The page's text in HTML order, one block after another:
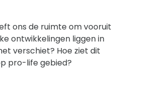
ons de ruimte om vooruit
ontwikkelingen liggen in
verschiet? Hoe ziet dit
pro-life gebied?